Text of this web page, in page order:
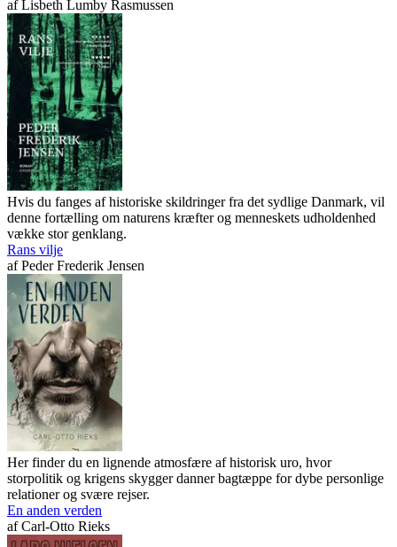
afLisbeth Lumby Rasmussen
Hvis du fanges af historiske skildringer fra det sydlige Danmark, vil
denne fortælling om naturens kræfter og menneskets udholdenhed
vække stor genklang.
Rans vilje
afPeder Frederik Jensen
Her finder du en lignende atmosfære af historisk uro, hvor
storpolitik og krigens skygger danner bagtæppe for dybe personlige
relationer og svære rejser.
En anden verden
afCarl-Otto Rieks